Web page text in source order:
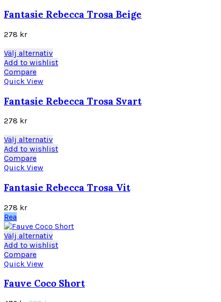
varianter.
kan
väljas
på
Fantasie Rebecca Trosa Beige
278 kr
Välj alternativDen
här
varianter.
De
kan
väljas
på
Add to wishlist
Compare
Quick View
Fantasie Rebecca Trosa Svart
278 kr
Välj alternativDen
här
varianter.
kan
väljas
på
produktsidan
Add to wishlist
Compare
Quick View
Fantasie Rebecca Trosa Vit
278 kr
Rea
Välj alternativDen
här
varianter.
Add to wishlist
Compare
Quick View
Fauve Coco Short